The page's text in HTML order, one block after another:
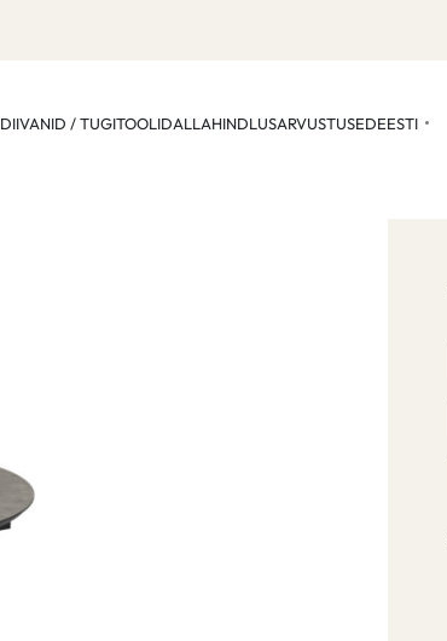
DIIVANID / TUGITOOLIDALLAHINDLUSARVUSTUSEDEESTI